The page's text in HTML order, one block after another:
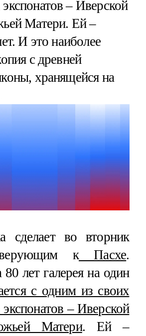
– Иверской
Матери. Ей –
И это наиболее
с древней
хранящейся на
сделает во вторник
кПасхе.
лет галерея на один
с одним из своих
– Иверской
Матери. Ей –